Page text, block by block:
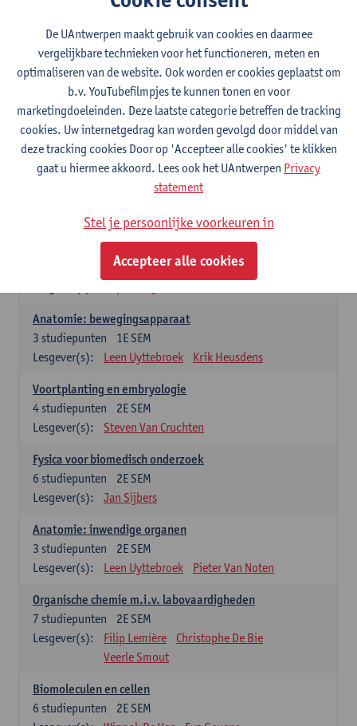
1E SEM
studiepunten
Lesgever(s):
Jan Sijbers
Algemene chemie m.i.v. labovaardigheden
1E SEM
7studiepunten
Lesgever(s):
Frank Blockhuys Christophe De Bie
Studium generale in de biomedische wetenschappen deel
1: onderzoek in de levenswetenschappen
Lesgever(s):
Anja Verhulst Sebastiaan De Schepper
1E SEM
Anatomie: bewegingsapparaat
1E SEM
3 studiepunten
Lesgever(s):
Leen Uyttebroek Krik Heusdens
Voortplanting en embryologie
2E SEM
4studiepunten
Lesgever(s):
Steven Van Cruchten
Fysica voor biomedisch onderzoek
2E SEM
6 studiepunten
Lesgever(s):
Jan Sijbers
Anatomie: inwendige organen
2E SEM
3 studiepunten
Lesgever(s):
Leen Uyttebroek Pieter Van Noten
Organische chemie m.i.v. labovaardigheden
2E SEM
7 studiepunten
Lesgever(s):
Filip Lemière
Christophe De Bie
Veerle Smout
Biomoleculen en cellen
2E SEM
6 studiepunten
De UAntwerpen maakt gebruik van cookies en daarmee
vergelijkbare technieken voor het functioneren, meten en
optimaliseren van de website. Ook worden er cookies geplaatst om
b.v. YouTubefilmpjes te kunnen tonen en voor
marketingdoeleinden. Deze laatste categorie betreffen de tracking
cookies. Uw internetgedrag kan worden gevolgd door middel van
deze tracking cookies Door op 'Accepteer alle cookies' te klikken
gaat u hiermee akkoord. Lees ook het UAntwerpen Privacy
statement
Stel je persoonlijke voorkeuren in
Accepteer alle cookies